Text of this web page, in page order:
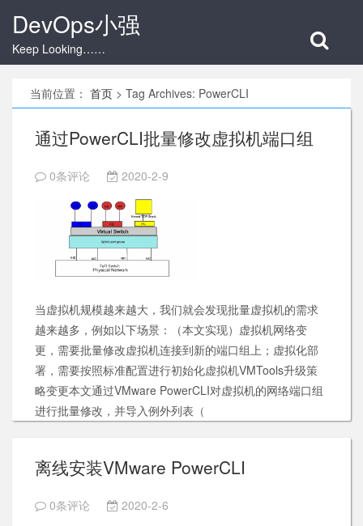
DevOps小强
Keep Looking……
当前位置：首页 >Tag Archives: PowerCLI
通过PowerCLI批量修改虚拟机端口组
0条评论 2020-2-9
当虚拟机规模越来越大，我们就会发现批量虚拟机的需求
越来越多，例如以下场景：（本文实现）虚拟机网络变
更，需要批量修改虚拟机连接到新的端口组上；虚拟化部
署，需要按照标准配置进行初始化虚拟机VMTools升级策
略变更本文通过VMware PowerCLI对虚拟机的网络端口组
进行批量修改，并导入例外列表（
离线安装VMware PowerCLI
0条评论 2020-2-6